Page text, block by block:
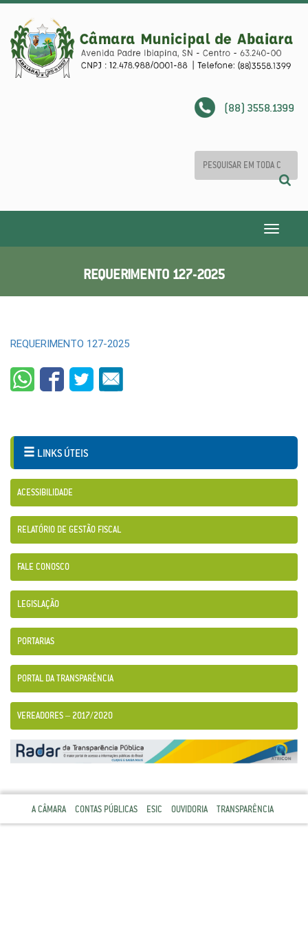
(88) 3558.1399
Toggle
REQUERIMENTO 127-2025
REQUERIMENTO 127-2025
LINKS ÚTEIS
ACESSIBILIDADE
RELATÓRIO DE GESTÃO FISCAL
FALE CONOSCO
LEGISLAÇÃO
PORTARIAS
PORTAL DA TRANSPARÊNCIA
VEREADORES – 2017/2020
A CÂMARA CONTAS PÚBLICAS ESIC OUVIDORIA TRANSPARÊNCIA